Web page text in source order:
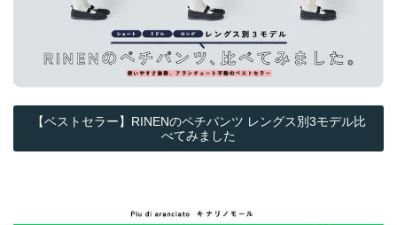
【ベストセラー】RINENのペチパンツ レングス別3モデル比
べてみました